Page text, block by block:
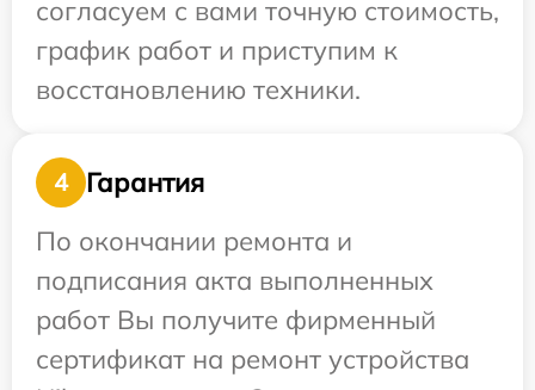
согласуем с вами точную стоимость,
график работ и приступим к
восстановлению техники.
4
Гарантия
По окончании ремонта и
подписания акта выполненных
работ Вы получите фирменный
сертификат на ремонт устройства